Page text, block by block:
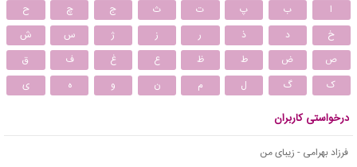
ا ب پ ت ث ج چ
ح
خ
د ذ ر ز ژ س
ش
ص
ض ط ظ ع غ ف
ق
ک
گ ل م ن و ه ی
درخواستی کاربران
فرزاد بهرامی - زیبای من